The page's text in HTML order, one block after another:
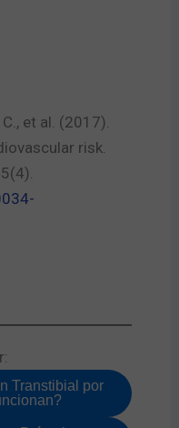
et al. (2017).
risk.
Transtibial por